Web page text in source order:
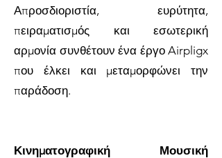
Απροσδιοριστία, ευρύτητα,
πειραματισμός και εσωτερική
αρμονία συνθέτουν ένα έργο Airpligx
που έλκει και μεταμορφώνει την
παράδοση.
Κινηματογραφική Μουσική